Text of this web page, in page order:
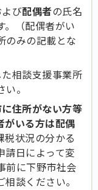
び配偶者の氏名
。（配偶者がい
のみの記載とな
相談支援事業所
。
住所がない方等
がいる方は配偶
税状況の分かる
請日によって変
前に下野市社会
談ください。